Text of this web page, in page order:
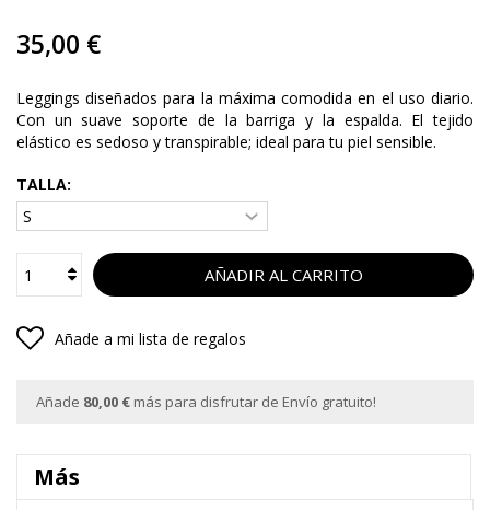
35,00 €
Leggings diseñados para la máxima comodida en el uso diario.
Con un suave soporte de la barriga y la espalda. El tejido
elástico es sedoso y transpirable; ideal para tu piel sensible.
TALLA:
AÑADIR AL CARRITO
Añade a mi lista de regalos
Añade 80,00 € más para disfrutar de Envío gratuito!
Más